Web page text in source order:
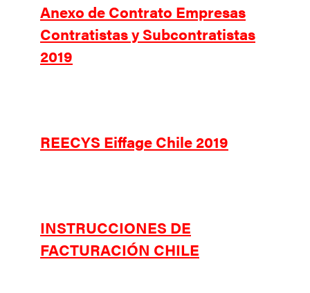
Anexo de Contrato Empresas
Contratistas y Subcontratistas
2019
REECYS Eiffage Chile 2019
INSTRUCCIONES DE
FACTURACIÓN CHILE